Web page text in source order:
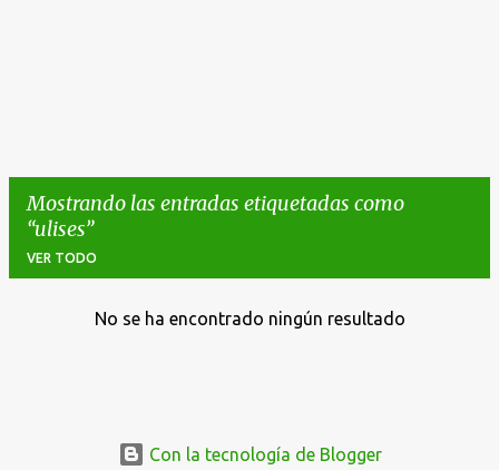
Mostrando las entradas etiquetadas como
ulises
VER TODO
No se ha encontrado ningún resultado
Con la tecnología de Blogger